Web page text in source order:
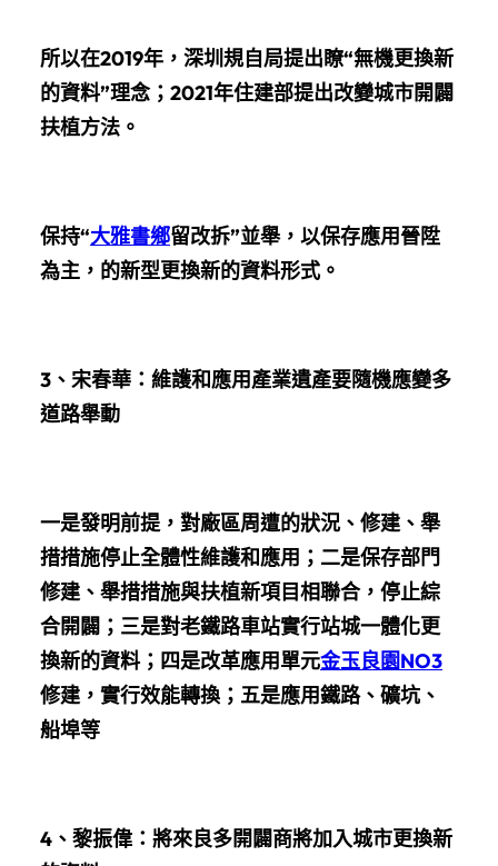
所以在2019年，深圳規自局提出瞭“無機更換新
的資料”理念；2021年住建部提出改變城市開闢
扶植方法。
保持“大雅書鄉留改拆”並舉，以保存應用晉陞
為主，的新型更換新的資料形式。
3、 宋春華： 維護和應用產業遺產要隨機應變多
道路舉動
一是發明前提，對廠區周遭的狀況、修建、舉
措措施停止全體性維護和應用； 二是保存部門
修建、舉措措施與扶植新項目相聯合，停止綜
合開闢；三是對老鐵路車站實行站城一體化更
換新的資料；四是改革應用單元金玉良園NO3
修建，實行效能轉換；五是應用鐵路、礦坑、
船埠等
4、 黎振偉： 將來良多開闢商將加入城市更換新